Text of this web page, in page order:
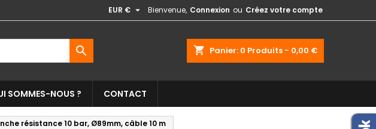
Bienvenue, Connexion ou Créez votre compte
EUR € 
shopping_cart Panier: 0 Produits - 0,00 €

SOMMES-NOUS ? CONTACT
résistance 10 bar, Ø89mm, câble 10 m